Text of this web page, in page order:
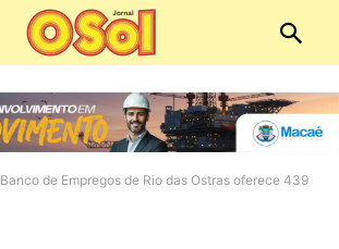
Banco de Empregos de Rio das Ostras oferece 439